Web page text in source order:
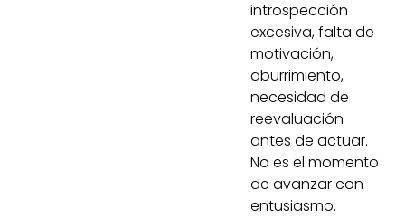
introspección
excesiva, falta de
motivación,
aburrimiento,
necesidad de
reevaluación
antes de actuar.
No es el momento
de avanzar con
entusiasmo.